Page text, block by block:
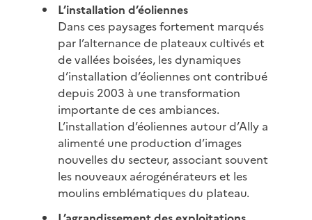
L’installation d’éoliennes
Dans ces paysages fortement marqués
par l’alternance de plateaux cultivés et
de vallées boisées, les dynamiques
d’installation d’éoliennes ont contribué
depuis 2003 à une transformation
importante de ces ambiances.
L’installation d’éoliennes autour d’Ally a
alimenté une production d’images
nouvelles du secteur, associant souvent
les nouveaux aérogénérateurs et les
moulins emblématiques du plateau.